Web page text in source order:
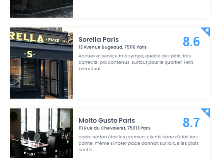
Sorella Paris
13 Avenue Bugeaud,75116Paris
Accueil et service très sympa, qualité des plats très
correcte, prix contenus, surtout pour le quartier. Petit
bémol sur...
8.6
Molto Gusto Paris
111 Rue du Chevaleret,75013Paris
cadre softon était les premiers clients donc c'était très
calme, même si noter place donnait sur la rue.les plats
sont b...
8.7